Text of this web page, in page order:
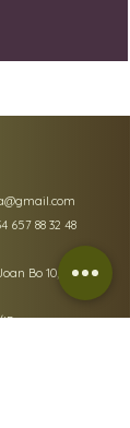
657 88 32 48
Bo 10, Gènova